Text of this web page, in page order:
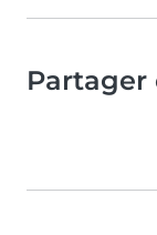
Partager